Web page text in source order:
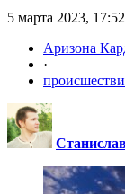
5 марта 2023, 17:52
Аризона
·